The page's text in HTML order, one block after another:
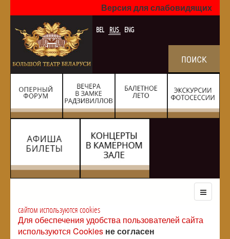
Версия для слабовидящих
BEL RUS ENG
сайтом используются cookies
Для обеспечения удобства пользователей сайта
используются Cookies не согласен